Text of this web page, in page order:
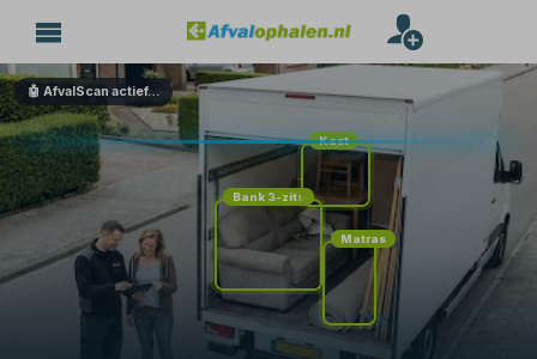
🤖 AfvalScan actief…
Bank 3-zits
Matras
Kast